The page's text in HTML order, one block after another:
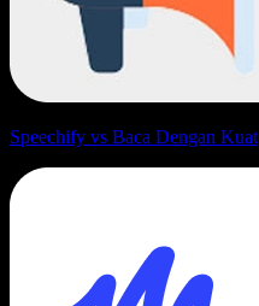
Speechify vs Baca Dengan Kuat